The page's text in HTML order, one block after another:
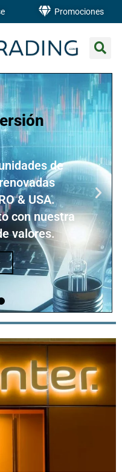
Promociones
de
& USA.
con nuestra
valores.